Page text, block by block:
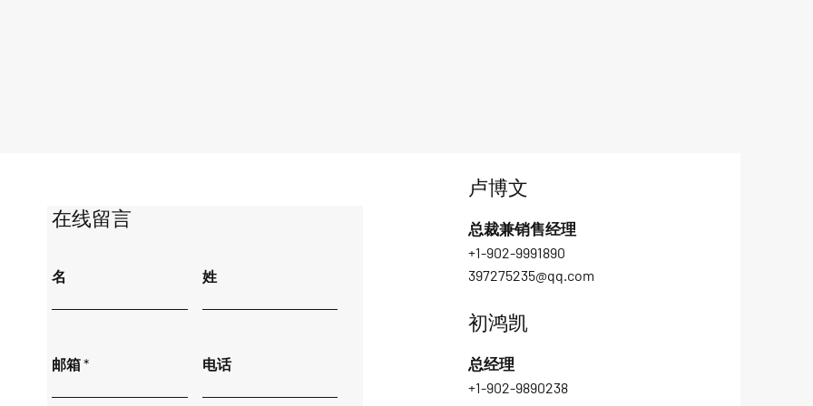
​在线留言
名 姓
邮箱 电话
卢博文
总裁兼销售经理
+1-902-9991890
397275235@qq.com
初鸿凯
总经理
+1-902-9890238